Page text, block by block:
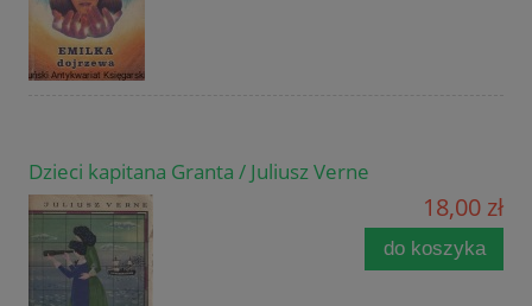
Dzieci kapitana Granta / Juliusz Verne
18,00 zł
do koszyka